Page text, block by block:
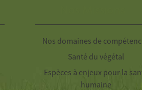
Nos domaines de
Santé du végétal
Espèces à enjeux pour la
humaine